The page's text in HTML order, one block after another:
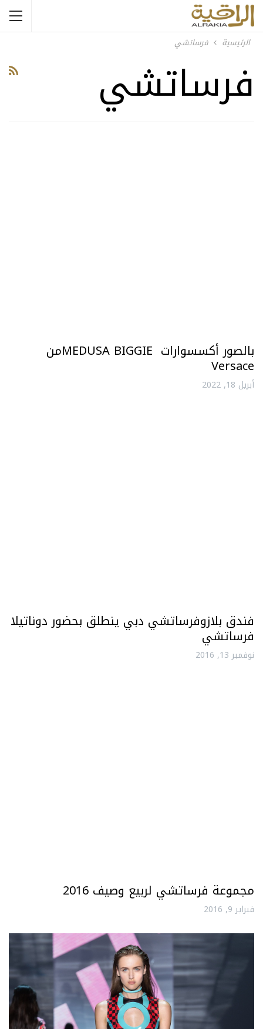
الرئيسية فرساتشي
فرساتشي
بالصور أكسسوارات MEDUSA BIGGIEمن
Versace
أبريل 18, 2022
فندق بلازوفرساتشي دبي ينطلق بحضور دوناتيلا
فرساتشي
نوفمبر 13, 2016
مجموعة فرساتشي لربيع وصيف 2016
فبراير 9, 2016